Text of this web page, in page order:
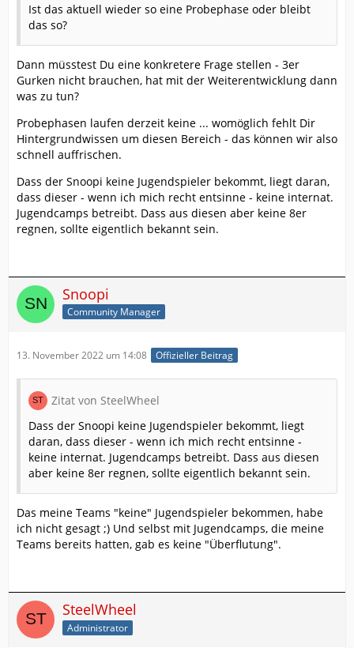
Ist das aktuell wieder so eine Probephase oder bleibt
das so?
Dann müsstest Du eine konkretere Frage stellen - 3er
Gurken nicht brauchen, hat mit der Weiterentwicklung dann
was zu tun?
Probephasen laufen derzeit keine ... womöglich fehlt Dir
Hintergrundwissen um diesen Bereich - das können wir also
schnell auffrischen.
Dass der Snoopi keine Jugendspieler bekommt, liegt daran,
dass dieser - wenn ich mich recht entsinne - keine internat.
Jugendcamps betreibt. Dass aus diesen aber keine 8er
regnen, sollte eigentlich bekannt sein.
Snoopi
Community Manager
13. November 2022 um 14:08 Offizieller Beitrag
Zitat von SteelWheel
Dass der Snoopi keine Jugendspieler bekommt, liegt
daran, dass dieser - wenn ich mich recht entsinne -
keine internat. Jugendcamps betreibt. Dass aus diesen
aber keine 8er regnen, sollte eigentlich bekannt sein.
Das meine Teams "keine" Jugendspieler bekommen, habe
ich nicht gesagt ;) Und selbst mit Jugendcamps, die meine
Teams bereits hatten, gab es keine "Überflutung".
SteelWheel
Administrator